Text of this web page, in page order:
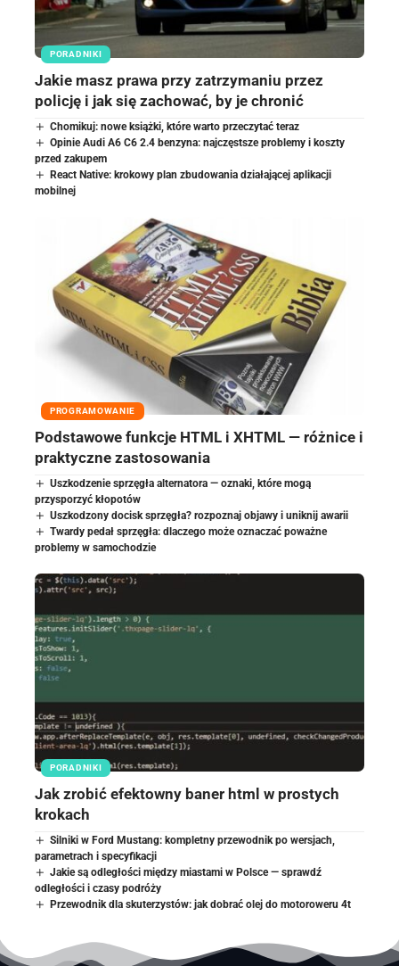
PORADNIKI
Jakie masz prawa przy zatrzymaniu przez
policję i jak się zachować, by je chronić
Chomikuj: nowe książki, które warto przeczytać teraz
Opinie Audi A6 C6 2.4 benzyna: najczęstsze problemy i koszty
przed zakupem
React Native: krokowy plan zbudowania działającej aplikacji
mobilnej
PROGRAMOWANIE
Podstawowe funkcje HTML i XHTML — różnice i
praktyczne zastosowania
Uszkodzenie sprzęgła alternatora — oznaki, które mogą
przysporzyć kłopotów
Uszkodzony docisk sprzęgła? rozpoznaj objawy i uniknij awarii
Twardy pedał sprzęgła: dlaczego może oznaczać poważne
problemy w samochodzie
PORADNIKI
Jak zrobić efektowny baner html w prostych
krokach
Silniki w Ford Mustang: kompletny przewodnik po wersjach,
parametrach i specyfikacji
Jakie są odległości między miastami w Polsce — sprawdź
odległości i czasy podróży
Przewodnik dla skuterzystów: jak dobrać olej do motoroweru 4t